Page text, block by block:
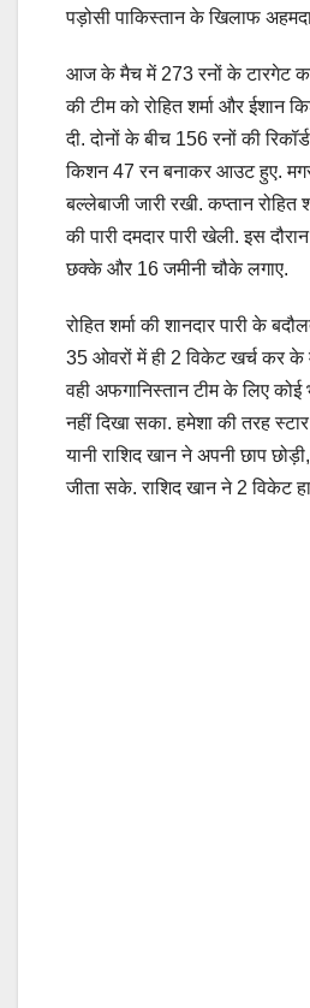
पड़ोसी पाकिस्तान के खिलाफ
आज के मैच में 273 रनों के टारगेट का
की टीम को रोहित शर्मा और ईशान
दी. दोनों के बीच 156 रनों की
किशन 47 रन बनाकर आउट हुए. मगर
बल्लेबाजी जारी रखी. कप्तान रोहित
की पारी दमदार पारी खेली. इस
छक्के और 16 जमीनी चौके लगाए.
रोहित शर्मा की शानदार पारी के
35 ओवरों में ही 2 विकेट खर्च कर के
वही अफगानिस्तान टीम के लिए कोई
नहीं दिखा सका. हमेशा की तरह
यानी राशिद खान ने अपनी छाप
जीता सके. राशिद खान ने 2 विकेट